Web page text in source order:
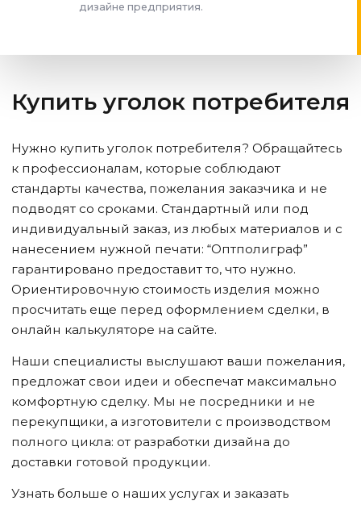
дизайне предприятия.
Купить уголок потребителя
Нужно купить уголок потребителя? Обращайтесь
к профессионалам, которые соблюдают
стандарты качества, пожелания заказчика и не
подводят со сроками. Стандартный или под
индивидуальный заказ, из любых материалов и с
нанесением нужной печати: “Оптполиграф”
гарантировано предоставит то, что нужно.
Ориентировочную стоимость изделия можно
просчитать еще перед оформлением сделки, в
онлайн калькуляторе на сайте.
Наши специалисты выслушают ваши пожелания,
предложат свои идеи и обеспечат максимально
комфортную сделку. Мы не посредники и не
перекупщики, а изготовители с производством
полного цикла: от разработки дизайна до
доставки готовой продукции.
Узнать больше о наших услугах и заказать